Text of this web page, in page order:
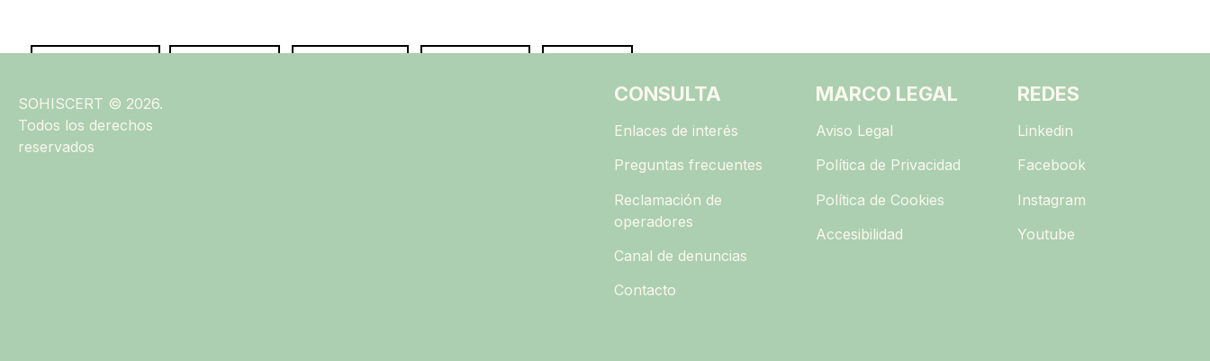
SOHISCERT © 2026.
Todos los derechos
reservados
CONSULTA
Enlaces de interés
Preguntas frecuentes
Reclamación de
operadores
Canal de denuncias
Contacto
MARCO LEGAL
Aviso Legal
Política de Privacidad
Política de Cookies
Accesibilidad
REDES
Linkedin
Facebook
Instagram
Youtube